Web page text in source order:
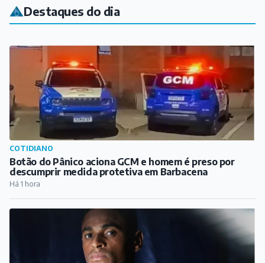
Botão do Pânico aciona GCM e homem é preso por
descumprir medida protetiva em Barbacena
ESPORTE
Natural de Carandaí, atacante Jajá marca no empate
entre Remo e Atlético-MG pelo Brasileirão
Há 11 horas